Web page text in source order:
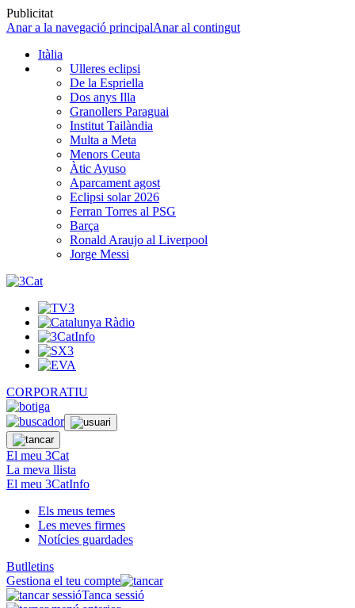
Publicitat
Anar a la navegació principalAnar al contingut
Itàlia
Ulleres eclipsi
De la Espriella
Dos anys Illa
Granollers Paraguai
Institut Tailàndia
Multa a Meta
Menors Ceuta
Àtic Ayuso
Aparcament agost
Eclipsi solar 2026
Ferran Torres al PSG
Barça
Ronald Araujo al Liverpool
Jorge Messi
CORPORATIU
El meu 3Cat
La meva llista
El meu 3CatInfo
Els meus temes
Les meves firmes
Notícies guardades
Butlletins
Gestiona el teu compte
Tanca sessió